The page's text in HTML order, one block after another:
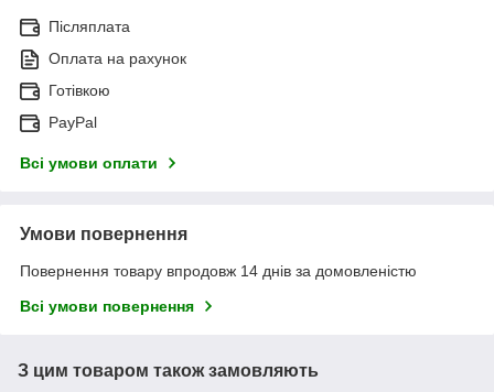
Післяплата
Оплата на рахунок
Готівкою
PayPal
Всі умови оплати
Умови повернення
Повернення товару впродовж 14 днів за домовленістю
Всі умови повернення
З цим товаром також замовляють